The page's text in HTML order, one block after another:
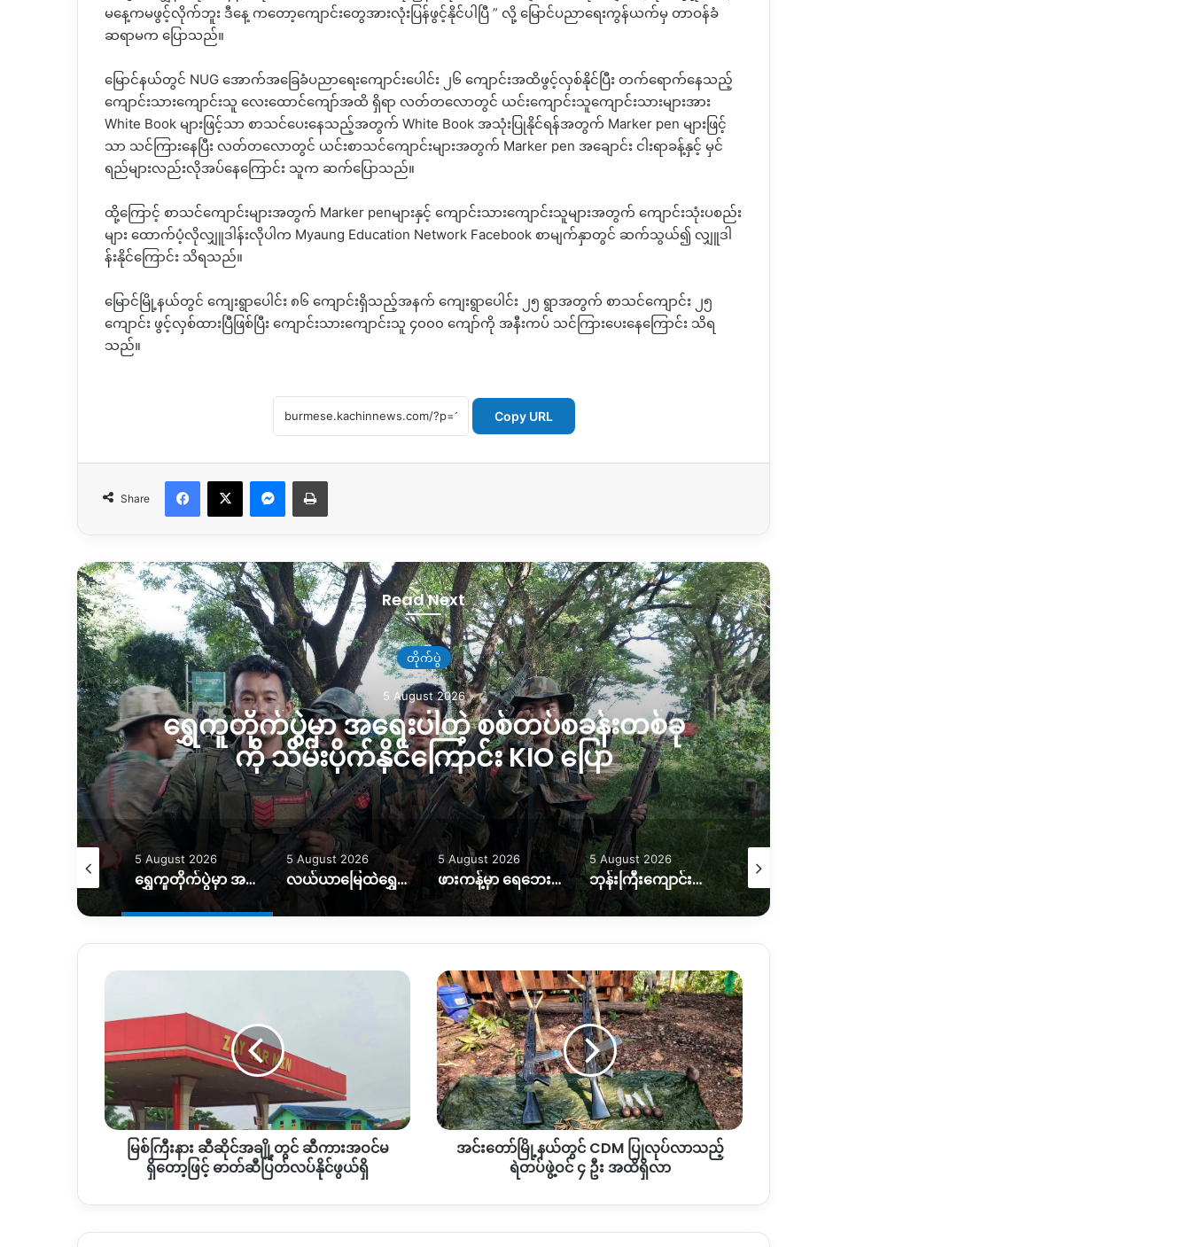
မနေ့ကမဖွင့်လိုက်ဘူး ဒီနေ့ ကတော့ကျောင်းတွေအားလုံးပြန်ဖွင့်နိုင်ပါပြီ ” လို့ မြောင်ပညာ‌‌ရေးကွန်ယက်မှ တာဝန်ခံ
‌ဆရာမက ပြောသည်။
မြောင်နယ်တွင် NUG အောက်အခြေခံပညာရေးကျောင်းပေါင်း ၂၆ ကျောင်းအထိဖွင့်လှစ်နိုင်ပြီး တက်ရောက်နေသည့်
ကျောင်းသားကျောင်းသူ လေးထောင်ကျော်အထိ ရှိရာ လတ်တလောတွင် ယင်းကျောင်းသူကျောင်းသားများအား
White Book များဖြင့်သာ စာသင်ပေးနေသည့်အတွက် White Book အသုံးပြုနိုင်ရန်အတွက် Marker pen များဖြင့်
သာ သင်ကြားနေပြီး လတ်တလောတွင် ယင်းစာသင်ကျောင်းများအတွက် Marker pen အချောင်း ငါးရာခန့်နှင့် မှင်
ရည်များလည်းလိုအပ်နေကြောင်း သူက ဆက်ပြောသည်။
ထို့ကြောင့် စာသင်ကျောင်းများအတွက် Marker penများနှင့် ကျောင်းသားကျောင်းသူများအတွက် ကျောင်းသုံးပစည်း
များ ထောက်ပံ့လိုလျှူဒါန်းလိုပါက Myaung Education Network Facebook စာမျက်နှာတွင် ဆက်သွယ်၍ လျှူဒါ
န်းနိုင်ကြောင်း သိရသည်။
မြောင်မြို့နယ်တွင် ကျေးရွာပေါင်း ၈၆ ကျောင်းရှိသည့်အနက် ကျေးရွာပေါင်း ၂၅ ရွာအတွက် စာသင်ကျောင်း ၂၅
ကျောင်း ဖွင့်လှစ်ထားပြီဖြစ်ပြီး ကျောင်းသားကျောင်းသူ ၄၀၀၀ ကျော်ကို အနီးကပ် သင်ကြားပေးနေကြောင်း သိရ
သည်။
Copy URL
Share
Facebook
X Messenger
Print
Read Next
မြေယာနှင့် သဘာဝပတ်ဝန်းကျင်
5 August 2026
လယ်ယာမြေထဲရွှေတူးဖော်နေတာကို ရပ်တန့်ပေးဖို့
ဒေသခံတွေတောင်းဆိုနေ
5 August 2026
လယ်ယာမြေထဲရွှေတူးဖော်နေတာကို ရပ်တန့်ပေးဖို့ဒေသခံတွေတောင်းဆိုနေ
5 August 2026
ဖားကန့်မှာ ရေဘေးထပ်ကြုံရတဲ့အခြေအနေဘယ်ရှိရှိနေသလဲ။
5 August 2026
ဘုန်းကြီးကျောင်းပေါက်ကွဲမှုဖြစ် အရပ်သားတစ်ဦးသေ၊သံဃာတစ်ပါးပျံလွန်တော်မူ
5 August 2026
မြစ်ကြီးနားမှာ ကျောင်းသားအချင်းချင်း ဓားထိုးမှုဖြစ်
မြစ်
ဆိုင်
အချို့
တွင်
ဆီ
ကား
တော့
မြစ်ကြီးနား ဆီဆိုင်အချို့တွင် ဆီကားအဝင်မ
ရှိတော့ဖြင့် ဓာတ်ဆီပြတ်လပ်နိုင်ဖွယ်ရှိ
အင်း
တော်
မြို့နယ်
တွင်
CDM
ပြုလုပ်
လာ
သည့်
ရဲတပ်ဖွဲ့
အထိ
အင်းတော်မြို့နယ်တွင် CDM ပြုလုပ်လာသည့်
ရဲတပ်ဖွဲ့ဝင် ၄ ဦး အထိရှိလာ